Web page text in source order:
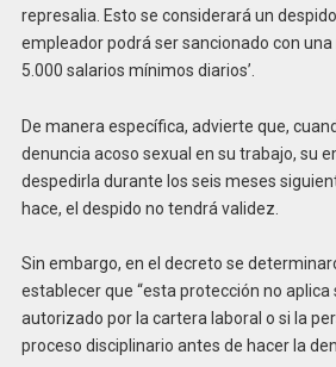
represalia. Esto se considerará un
empleador podrá ser sancionado con
5.000 salarios mínimos diarios’.
De manera específica, advierte que,
denuncia acoso sexual en su trabajo, su
despedirla durante los seis meses
hace, el despido no tendrá validez.
Sin embargo, en el decreto se
establecer que “esta protección no aplica
autorizado por la cartera laboral o si la
proceso disciplinario antes de hacer la